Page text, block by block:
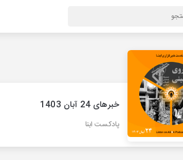
خبرهای 24 آبان 1403
پادکست ابنا